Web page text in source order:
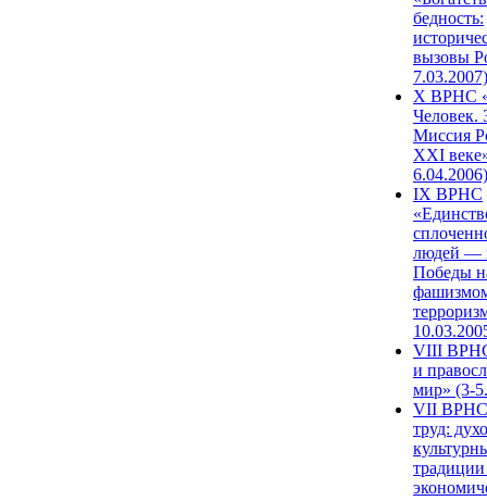
бедность:
вызовы
7.03.2007)
X ВРНС
Человек.
Миссия
XXI
6.04.2006)
IX ВРНС
людей —
Победы
VIII
и
мир» (3-
VII ВРНС
труд: